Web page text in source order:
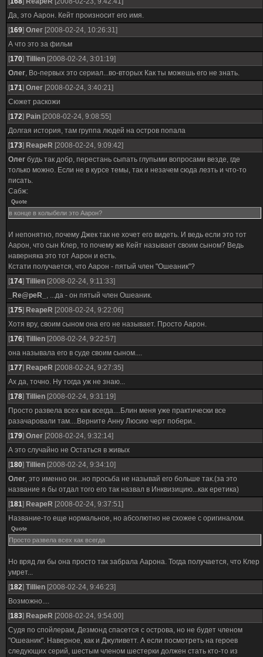
Да, это Аарон. Кейт произносит его имя.
[169] Олег [2008-02-24, 10:26:31]
А что это за фильм
[170] Tillien [2008-02-24, 3:01:19]
Олег, Во-первых это сериал...во-вторых Как ты можешь его не знать.
[171] Олег [2008-02-24, 3:40:21]
Сюжет раскожи
[172] Pain [2008-02-24, 9:08:55]
Долгая история, там группа людей на остров попала
[173] ReapeR [2008-02-24, 9:09:42]
Олег будь так добр, перестань сыпать глупыми вопросами везде, где
только можно. Если не в курсе темы, так и незачем сюда лезть и что-то
писать.
Сабж:
Quote
в конце в колыбели это Аарон?
И непонятно, почему Джек так не хочет его видеть. И ведь если это тот
Аарон, что сын Клер, то почему же Кейт называет своим сыном? Ведь
наверняка это тот Аарон и есть.
Кстати получается, что Аарон - пятый член "Ошеаник"?
[174] Tillien [2008-02-24, 9:11:33]
_Re@peR_ , ...да - он пятый член Ошеаник.
[175] ReapeR [2008-02-24, 9:22:06]
Хотя вру, своим сыном она его не называет. Просто Аарон.
[176] Tillien [2008-02-24, 9:22:57]
она называла его в суде своим сыном....
[177] ReapeR [2008-02-24, 9:27:35]
Ах да, точно. Ну тогда уж не знаю...
[178] Tillien [2008-02-24, 9:31:19]
Просто развела всех как всегда....Блин меня уже практически все
разачаровали там....Верните Анну Люсию черт побери..
[179] Олег [2008-02-24, 9:32:14]
А это случайно не Остаться в живых
[180] Tillien [2008-02-24, 9:34:10]
Олег, это именно он...но просьба не называй его больше так.(за это
название я бы отдал того его так назвал в Инквизицию...как еретика)
[181] ReapeR [2008-02-24, 9:37:51]
Название-то еще нормальное, но абсолютно не схожее с оригиналом.
Quote
Просто развела всех как всегда
Но вряд ли бы она просто так забрала Аарона. Тогда получается, что Клер
умрет...
[182] Tillien [2008-02-24, 9:46:23]
Возможно....
[183] ReapeR [2008-02-24, 9:54:00]
Судя по спойлерам, Дезмонд спасется с острова, но не будет членом
"Ошеаник". Наверное, как и Джуливетт. А если посмотреть на героев
следующих серий, шестым членом шестерки должен стать кто-то из